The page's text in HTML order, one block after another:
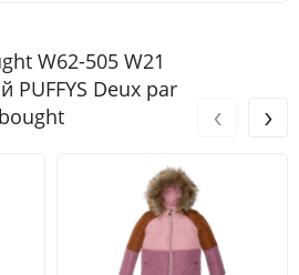
W62-505 W21
PUFFYS Deux par
‹ ›